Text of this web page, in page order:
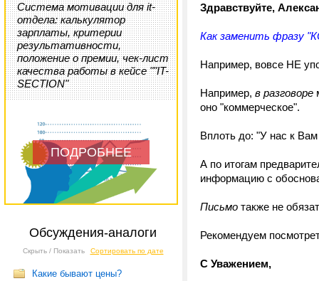
Система мотивации для it-
отдела: калькулятор
зарплаты, критерии
результативности,
положение о премии, чек-лист
качества работы в кейсе ""IT-
SECTION"
ПОДРОБНЕЕ
Обсуждения-аналоги
Скрыть / Показать Сортировать по дате
Какие бывают цены?
Здравствуйте,
Как заменить
Например, вовсе НЕ
Например, в разговоре
оно "коммерческое".
Вплоть до: "У нас к
А по итогам
информацию с
Письмо также не
Рекомендуем
С Уважением,